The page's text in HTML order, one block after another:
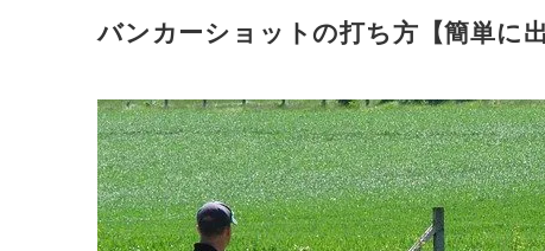
バンカーショットの打ち方【簡単に